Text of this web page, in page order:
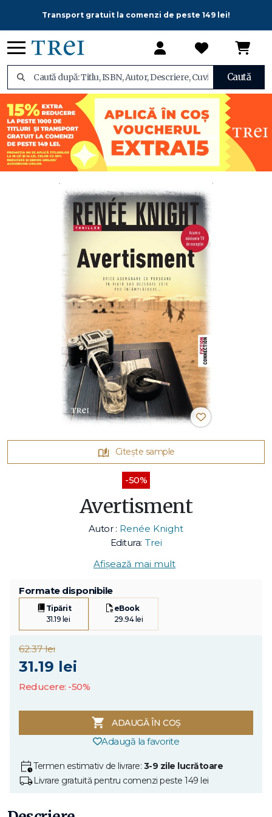
Transport gratuit la comenzi de peste 149 lei!
Caută
Citește sample
-50%
Avertisment
Autor : Renée Knight
Editura: Trei
Afișează mai mult
Formate disponibile
Tipărit
31.19 lei
eBook
29.94 lei
62.37 lei
31.19 lei
Reducere: -50%
ADAUGĂ ÎN COȘ
Adaugă la favorite
Termen estimativ de livrare: 3-9 zile lucrătoare
Livrare gratuită pentru comenzi peste 149 lei